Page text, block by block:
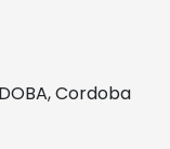
Cordoba